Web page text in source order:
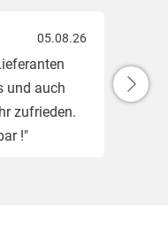
05.08.26
und auch
zufrieden.
!"